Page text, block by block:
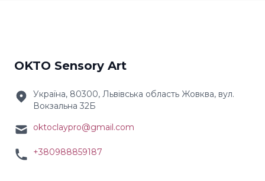
OKTO Sensory Art
Україна, 80300, Львівська область Жовква, вул.
Вокзальна 32Б
oktoclaypro@gmail.com
+380988859187